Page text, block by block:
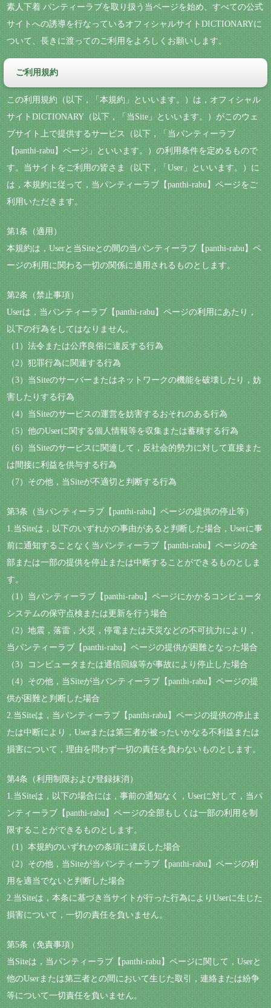
素人下着 パンティーラブを取り扱う当ページを始め、すべての公式
サイトへの誘導を行なっているオフィシャルサイトDICTIONARYに
ついて、長きに渡ってのご利用をよろしくお願いします。
ご利用規約
この利用規約（以下，「本規約」といいます。）は，オフィシャル
サイトDICTIONARY（以下，「当Site」といいます。）がこのウェ
ブサイト上で提供するサービス（以下，「当パンティーラブ
【panthi-rabu】ページ」といいます。）の利用条件を定めるもので
す。当サイトをご利用の皆さま（以下，「User」といいます。）に
は，本規約に従って，当パンティーラブ【panthi-rabu】ページをご
利用いただきます。
第1条（適用）
本規約は，Userと当Siteとの間の当パンティーラブ【panthi-rabu】ペ
ージの利用に関わる一切の関係に適用されるものとします。
第2条（禁止事項）
Userは，当パンティーラブ【panthi-rabu】ページの利用にあたり，
以下の行為をしてはなりません。
（1）法令または公序良俗に違反する行為
（2）犯罪行為に関連する行為
（3）当Siteのサーバーまたはネットワークの機能を破壊したり，妨
害したりする行為
（4）当Siteのサービスの運営を妨害するおそれのある行為
（5）他のUserに関する個人情報等を収集または蓄積する行為
（6）当Siteのサービスに関連して，反社会的勢力に対して直接また
は間接に利益を供与する行為
（7）その他，当Siteが不適切と判断する行為
第3条（当パンティーラブ【panthi-rabu】ページの提供の停止等）
1.当Siteは，以下のいずれかの事由があると判断した場合，Userに事
前に通知することなく当パンティーラブ【panthi-rabu】ページの全
部または一部の提供を停止または中断することができるものとしま
す。
（1）当パンティーラブ【panthi-rabu】ページにかかるコンピュータ
システムの保守点検または更新を行う場合
（2）地震，落雷，火災，停電または天災などの不可抗力により，
当パンティーラブ【panthi-rabu】ページの提供が困難となった場合
（3）コンピュータまたは通信回線等が事故により停止した場合
（4）その他，当Siteが当パンティーラブ【panthi-rabu】ページの提
供が困難と判断した場合
2.当Siteは，当パンティーラブ【panthi-rabu】ページの提供の停止ま
たは中断により，Userまたは第三者が被ったいかなる不利益または
損害について，理由を問わず一切の責任を負わないものとします。
第4条（利用制限および登録抹消）
1.当Siteは，以下の場合には，事前の通知なく，Userに対して，当パ
ンティーラブ【panthi-rabu】ページの全部もしくは一部の利用を制
限することができるものとします。
（1）本規約のいずれかの条項に違反した場合
（2）その他，当Siteが当パンティーラブ【panthi-rabu】ページの利
用を適当でないと判断した場合
2.当Siteは，本条に基づき当サイトが行った行為によりUserに生じた
損害について，一切の責任を負いません。
第5条（免責事項）
当Siteは，当パンティーラブ【panthi-rabu】ページに関して，Userと
他のUserまたは第三者との間において生じた取引，連絡または紛争
等について一切責任を負いません。